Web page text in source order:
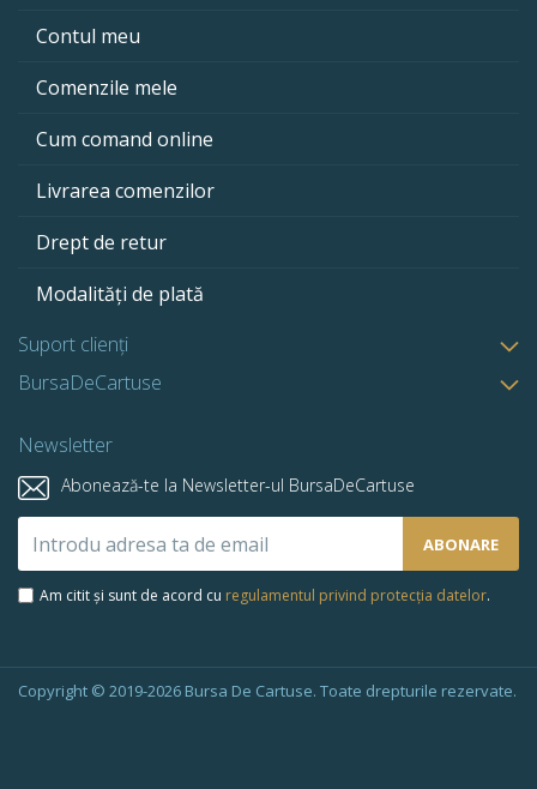
Contul meu
Comenzile mele
Cum comand online
Livrarea comenzilor
Drept de retur
Modalități de plată
Suport clienți
BursaDeCartuse
Newsletter
Abonează-te la Newsletter-ul BursaDeCartuse
la
newsletter-
ABONARE
Am citit și sunt de acord cu regulamentul privind protecția datelor.
Copyright © 2019-2026 Bursa De Cartuse. Toate drepturile rezervate.